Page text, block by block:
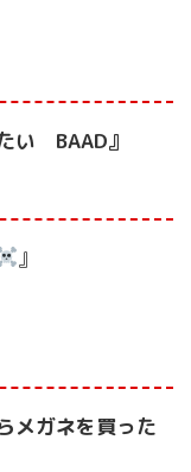
い BAAD』
』
メガネを買った